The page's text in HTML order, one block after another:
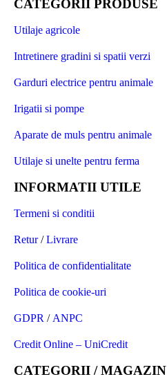
CATEGORII PRODUSE
Utilaje agricole
Intretinere gradini si spatii verzi
Garduri electrice pentru animale
Irigatii si pompe
Aparate de muls pentru animale
Utilaje si unelte pentru ferma
INFORMATII UTILE
Termeni si conditii
Retur/Livrare
Politica de confidentialitate
Politica de cookie-uri
GDPR / ANPC
Credit Online – UniCredit
CATEGORII / MAGAZIN